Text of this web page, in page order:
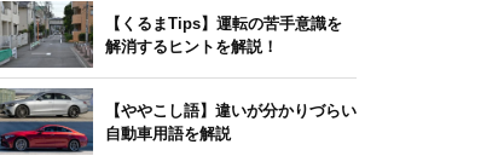
【くるまTips】運転の苦手意識を
解消するヒントを解説！
【ややこし語】違いが分かりづらい
自動車用語を解説